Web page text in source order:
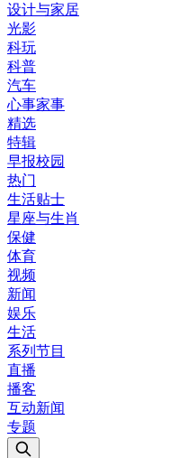
设计与家居
光影
科玩
科普
汽车
心事家事
精选
特辑
早报校园
热门
生活贴士
星座与生肖
保健
体育
视频
新闻
娱乐
生活
系列节目
直播
播客
互动新闻
专题